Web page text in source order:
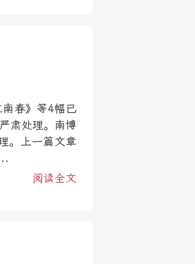
南春》等4幅已
肃处理。南博
。上一篇文章
阅读全文